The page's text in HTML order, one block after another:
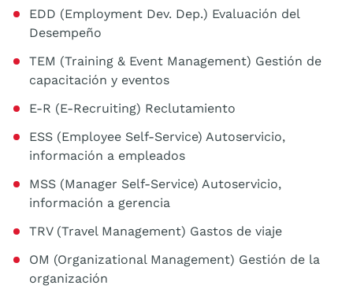
EDD (Employment Dev. Dep.) Evaluación del
Desempeño
TEM (Training & Event Management) Gestión de
capacitación y eventos
E-R (E-Recruiting) Reclutamiento
ESS (Employee Self-Service) Autoservicio,
información a empleados
MSS (Manager Self-Service) Autoservicio,
información a gerencia
TRV (Travel Management) Gastos de viaje
OM (Organizational Management) Gestión de la
organización